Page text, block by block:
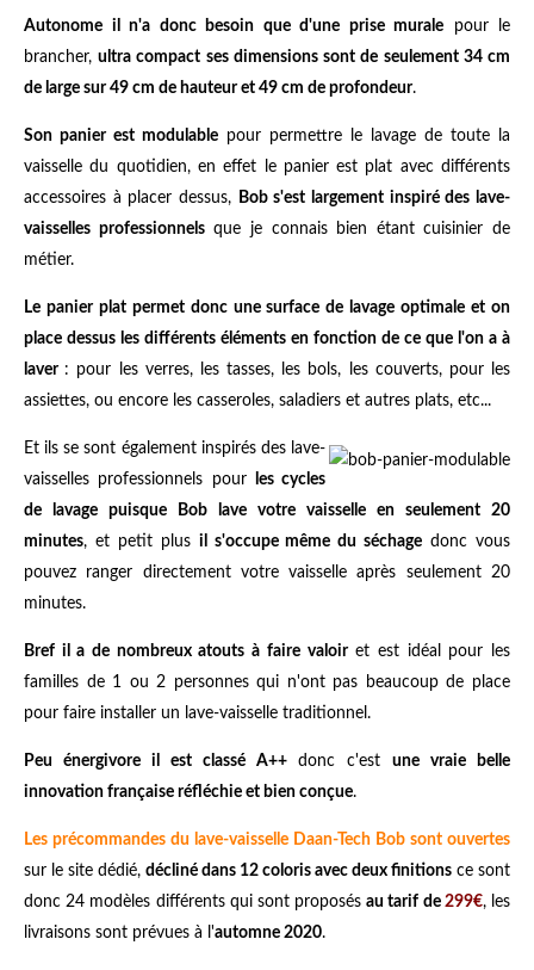
Autonome il n'a donc besoin que d'une prise murale pour le
brancher,ultra compact ses dimensions sont de seulement 34 cm
de large sur 49 cm de hauteur et 49 cm de profondeur.
Son panier est modulable pour permettre le lavage de toute la
vaisselle du quotidien, en effet le panier est plat avec différents
accessoires à placer dessus,
Bob s'est largement inspiré des lave-
vaisselles professionnelsque je connais bien étant cuisinier de
métier.
Le panier plat permet donc une surface de lavage optimale et on
place dessus les différents éléments en fonction de ce que l'on a à
laver : pour les verres, les tasses, les bols, les couverts, pour les
assiettes, ou encore les casseroles, saladiers et autres plats, etc...
Et ils se sont également inspirés des lave-
vaisselles professionnels pour
les cycles
de lavage puisque Bob lave votre vaisselle en seulement 20
minutes, et petit plus il s'occupe même du séchage donc vous
pouvez ranger directement votre vaisselle après seulement 20
minutes.
Bref il a de nombreux atouts à faire valoiret est idéal pour les
familles de 1 ou 2 personnes qui n'ont pas beaucoup de place
pour faire installer un lave-vaisselle traditionnel.
Peu énergivore il est classé A++donc c'estune vraie belle
innovation française réfléchie et bien conçue.
Les précommandes du lave-vaisselle Daan-Tech Bob sont ouvertes
sur le site dédié, décliné dans 12 coloris avec deux finitions ce sont
donc 24 modèles différents qui sont proposésau tarif de 299€, les
livraisons sont prévues à l'automne 2020.